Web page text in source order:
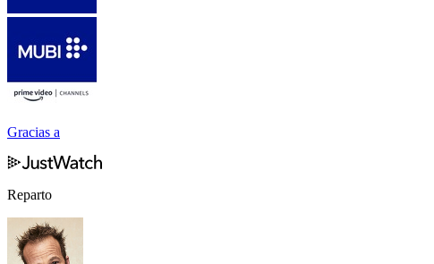
Gracias a
Reparto